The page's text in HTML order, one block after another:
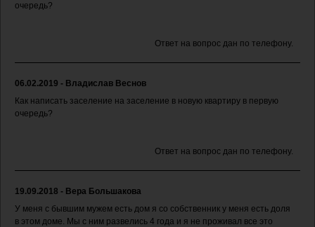
очередь?
Ответ на вопрос дан по телефону.
06.02.2019 - Владислав Веснов
Как написать заселение на заселение в новую квартиру в первую
очередь?
Ответ на вопрос дан по телефону.
19.09.2018 - Вера Большакова
У меня с бывшим мужем есть дом я со собственник у меня есть доля
в этом доме. Мы с ним развелись 4 года и я не проживал все это